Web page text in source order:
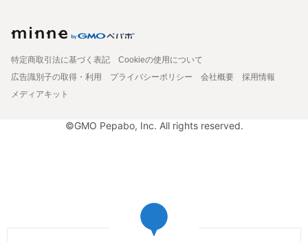
特定商取引法に基づく表記
Cookieの使用について
広告識別子の取得・利用
プライバシーポリシー 会社概要
採用情報
メディアキット
©GMO Pepabo, Inc. All rights reserved.